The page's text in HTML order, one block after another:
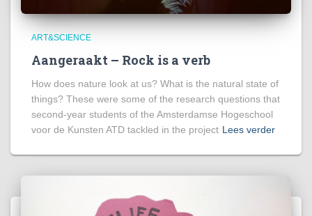
ART&SCIENCE
Aangeraakt – Rock is a verb
How does nature look at us? What is the natural state of
things? These were some of the research questions that
second-year students of the Amsterdamse Hogeschool
voor de Kunsten ATD tackled in the project Lees verder